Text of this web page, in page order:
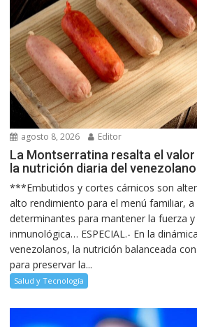
agosto 8, 2026 Editor
La Montserratina resalta el
la nutrición diaria del venezolano
***Embutidos y cortes cárnicos son
alto rendimiento para el menú familiar, a
determinantes para mantener la fuerza y
inmunológica… ESPECIAL.- En la
venezolanos, la nutrición balanceada
para preservar la...
Salud y Tecnología